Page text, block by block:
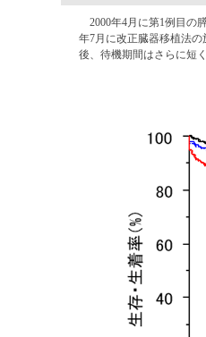
2000年4月に第1例目の
年7月に改正臓器移植法
後、待機期間はさらに短